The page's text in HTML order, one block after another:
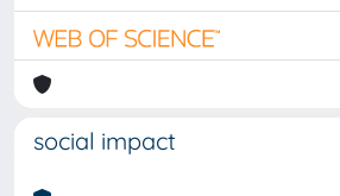
social impact